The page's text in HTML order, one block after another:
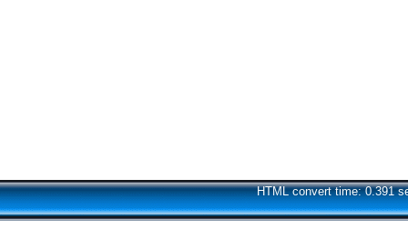
HTML convert time: 0.391